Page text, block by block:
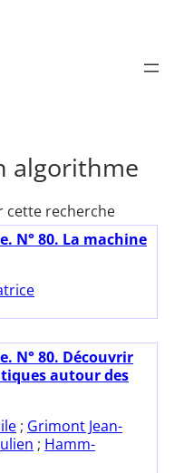
algorithme
recherche
N° 80. La machine
N° 80. Découvrir
autour des
; Grimont Jean-
; Hamm-